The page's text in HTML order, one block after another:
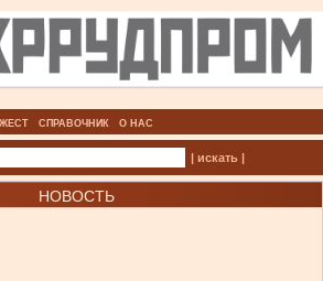
СПРАВОЧНИК О НАС
| искать |
НОВОСТЬ